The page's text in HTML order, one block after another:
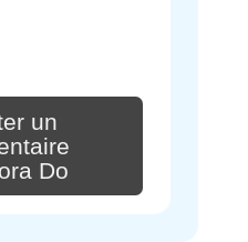
un
Do